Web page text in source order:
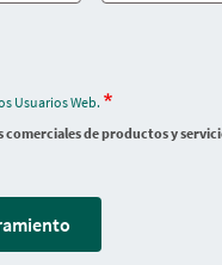
Usuarios Web.
de productos y